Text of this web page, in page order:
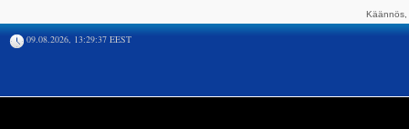
09.08.2026, 13:29:37 EEST